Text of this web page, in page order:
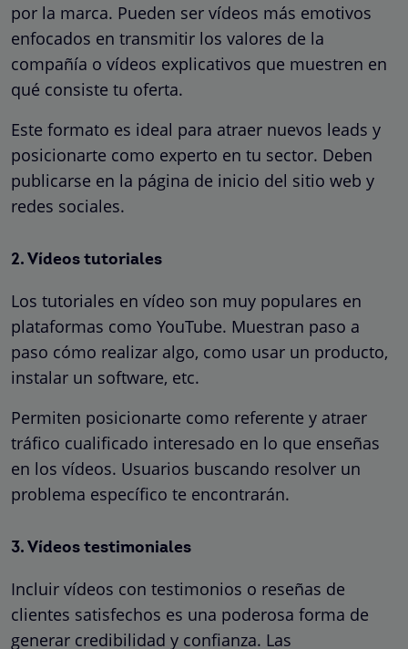
por la marca. Pueden ser vídeos más emotivos
enfocados en transmitir los valores de la
compañía o vídeos explicativos que muestren en
qué consiste tu oferta.
Este formato es ideal para atraer nuevos leads y
posicionarte como experto en tu sector. Deben
publicarse en la página de inicio del sitio web y
redes sociales.
2. Vídeos tutoriales
Los tutoriales en vídeo son muy populares en
plataformas como YouTube. Muestran paso a
paso cómo realizar algo, como usar un producto,
instalar un software, etc.
Permiten posicionarte como referente y atraer
tráfico cualificado interesado en lo que enseñas
en los vídeos. Usuarios buscando resolver un
problema específico te encontrarán.
3. Vídeos testimoniales
Incluir vídeos con testimonios o reseñas de
clientes satisfechos es una poderosa forma de
generar credibilidad y confianza. Las